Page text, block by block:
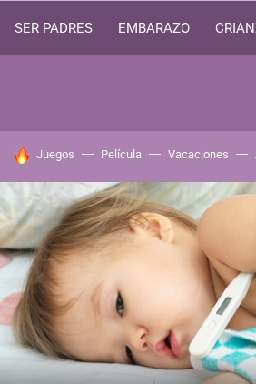
SER PADRES EMBARAZO
HOY SE HABLA DE
Juegos Película Vacaciones